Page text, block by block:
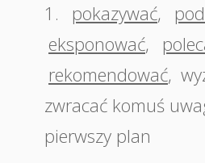
1.
pokazywać,
eksponować,
rekomendować,
zwracać komuś
pierwszy plan